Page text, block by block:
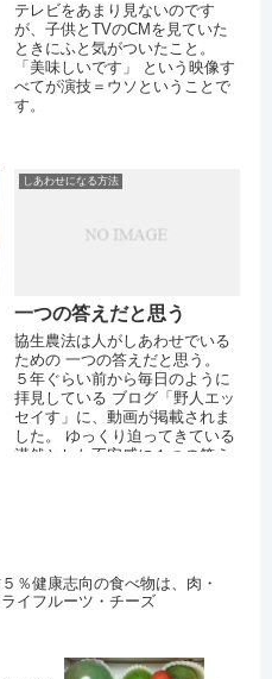
テレビをあまり見ないのです
が、子供とTVのCMを見ていた
ときにふと気がついたこと。
「美味しいです」 という映像す
べてが演技＝ウソということで
す。
しあわせになる方法
一つの答えだと思う
協生農法は人がしあわせでいる
ための 一つの答えだと思う。
５年ぐらい前から毎日のように
拝見している ブログ「野人エッ
セイす」に、動画が掲載されま
した。 ゆっくり迫ってきている
漠然とした不安感に１つの答え
％健康志向の食べ物は、肉・
イフルーツ・チーズ